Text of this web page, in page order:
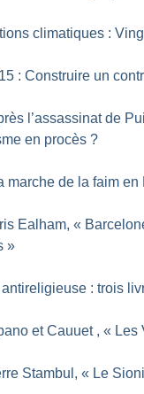
climatiques :
: Construire un
l’assassinat de
en procès ?
marche de la faim en
Ealham, «
»
: trois
et Cauuet , « Les
Stambul, « Le